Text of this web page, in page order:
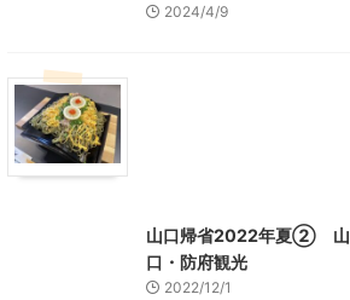
2024/4/9
山口帰省2022年夏② 山
口・防府観光
2022/12/1